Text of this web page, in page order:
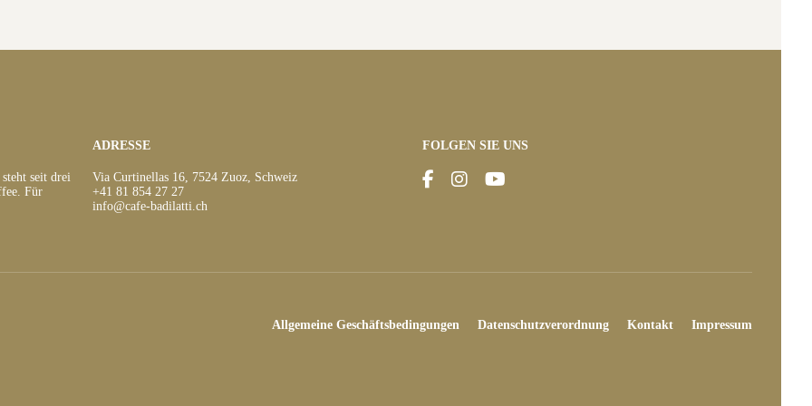
seit drei
Für
ADRESSE
Via Curtinellas 16, 7524 Zuoz, Schweiz
+41 81 854 27 27
info@cafe-badilatti.ch
FOLGEN SIE UNS
Allgemeine Geschäftsbedingungen Datenschutzverordnung Kontakt Impressum